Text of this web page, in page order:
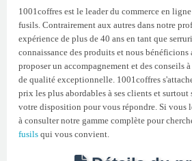
1001coffres est le leader du commerce en
fusils. Contrairement aux autres dans notre
expérience de plus de 40 ans en tant que
connaissance des produits et nous
proposer un accompagnement et des conseils
de qualité exceptionnelle. 1001coffres
prix les plus abordables à ses clients et surtout
votre disposition pour vous répondre. Si vous
à consulter notre gamme complète pour
fusils qui vous convient.